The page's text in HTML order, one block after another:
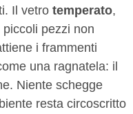
Il vetro temperato,
pezzi non
i frammenti
una ragnatela: il
Niente schegge
resta circoscritto